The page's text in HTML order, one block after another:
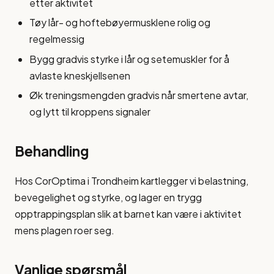
Tøy lår- og hoftebøyermusklene rolig og
regelmessig
Bygg gradvis styrke i lår og setemuskler for å
avlaste kneskjellsenen
Øk treningsmengden gradvis når smertene avtar,
og lytt til kroppens signaler
Behandling
Hos CorOptima i Trondheim kartlegger vi belastning,
bevegelighet og styrke, og lager en trygg
opptrappingsplan slik at barnet kan være i aktivitet
mens plagen roer seg.
Vanlige spørsmål